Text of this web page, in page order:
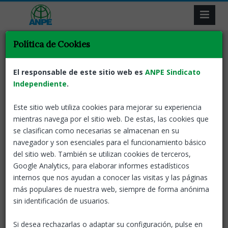
Resultat de la recerca
Tornar
Borsa del curs 2026-2027 de personal
interí docent
Catalunya 14 May, 2026
Consulta i modificació de dades
de la borsa de treball de
personal interí docent. Nou
Política de Cookies
El responsable de este sitio web es ANPE Sindicato
Independiente.
Este sitio web utiliza cookies para mejorar su experiencia
mientras navega por el sitio web. De estas, las cookies que
se clasifican como necesarias se almacenan en su
navegador y son esenciales para el funcionamiento básico
del sitio web. También se utilizan cookies de terceros,
Google Analytics, para elaborar informes estadísticos
internos que nos ayudan a conocer las visitas y las páginas
más populares de nuestra web, siempre de forma anónima
sin identificación de usuarios.
Si desea rechazarlas o adaptar su configuración, pulse en